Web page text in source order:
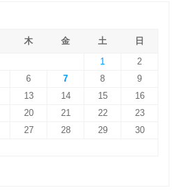
木 金 土
日
1
2
6 7 8
9
13 14 15
16
20 21 22
23
27 28 29
30